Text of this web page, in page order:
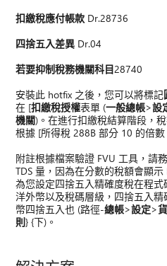
扣繳稅應付帳款 Dr.28736
四捨五入差異 Dr.04
若要抑制稅務機關科目28740
安裝此 hotfix 之後，您可以將標記
在 [扣繳稅授權表單 (一般總帳>設
機關)。在進行扣繳稅結算階段，
根據 [所得稅 288B 部分 10 的倍數
附註根據檔案驗證 FVU 工具，請
TDS 量，因為在分數的稅額會顯
為您設定四捨五入精確度稅在程
洋外幣以及稅碼層級，四捨五入
幣四捨五入也 (路徑-總帳>設定>
則} {下)。